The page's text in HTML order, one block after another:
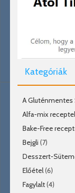
Kategóriák
A
Alfa-mix
Bake-Free
Bejgli (7)
Desszert-
Előétel(6)
Fagylalt(4)